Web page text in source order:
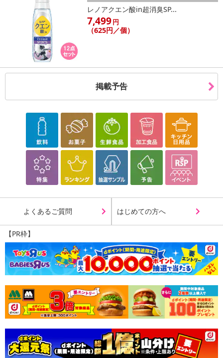
レノアクエン酸in超消臭SP...
7,499円
（625円／個）
掲載予告
よくあるご質問 はじめての方へ
【PR枠】